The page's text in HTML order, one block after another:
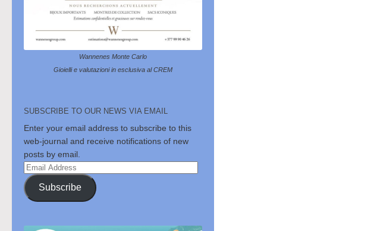
Wannenes Monte Carlo
Gioielli e valutazioni in esclusiva al CREM
SUBSCRIBE TO OUR NEWS VIA EMAIL
Enter your email address to subscribe to this
web-journal and receive notifications of new
posts by email.
Email
Address
Subscribe